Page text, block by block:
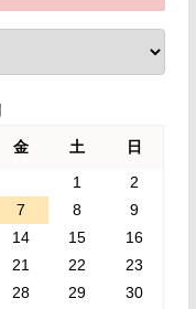
金 土
日
1
2
7 8
9
14 15
16
21 22
23
28 29
30